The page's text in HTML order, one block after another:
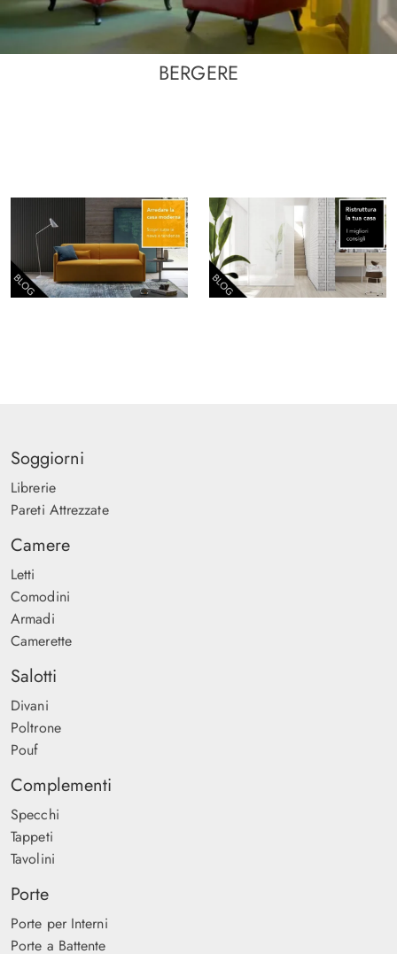
BERGERE
Soggiorni
Librerie
Pareti Attrezzate
Camere
Letti
Comodini
Armadi
Camerette
Salotti
Divani
Poltrone
Pouf
Complementi
Specchi
Tappeti
Tavolini
Porte
Porte per Interni
Porte a Battente